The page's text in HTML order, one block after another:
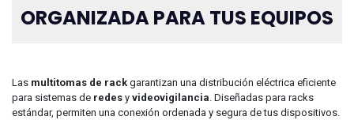
ORGANIZADA PARA TUS EQUIPOS
Las multitomas de rack garantizan una distribución eléctrica eficiente
para sistemas de redes y videovigilancia . Diseñadas para racks
estándar, permiten una conexión ordenada y segura de tus dispositivos.